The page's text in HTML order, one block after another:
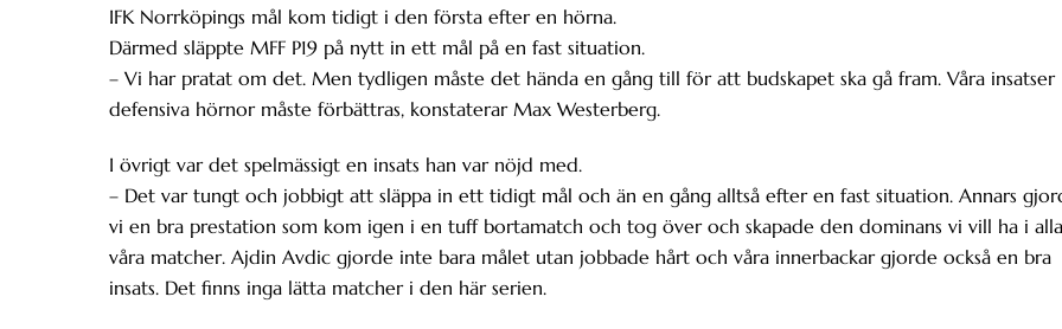
IFK Norrköpings mål kom tidigt i den första efter en hörna.
Därmed släppte MFF P19 på nytt in ett mål på en fast situation.
– Vi har pratat om det. Men tydligen måste det hända en gång till för att budskapet ska gå fram. Våra insatser
defensiva hörnor måste förbättras, konstaterar Max Westerberg.
I övrigt var det spelmässigt en insats han var nöjd med.
– Det var tungt och jobbigt att släppa in ett tidigt mål och än en gång alltså efter en fast situation. Annars
vi en bra prestation som kom igen i en tuff bortamatch och tog över och skapade den dominans vi vill ha i alla
våra matcher. Ajdin Avdic gjorde inte bara målet utan jobbade hårt och våra innerbackar gjorde också en bra
insats. Det finns inga lätta matcher i den här serien.